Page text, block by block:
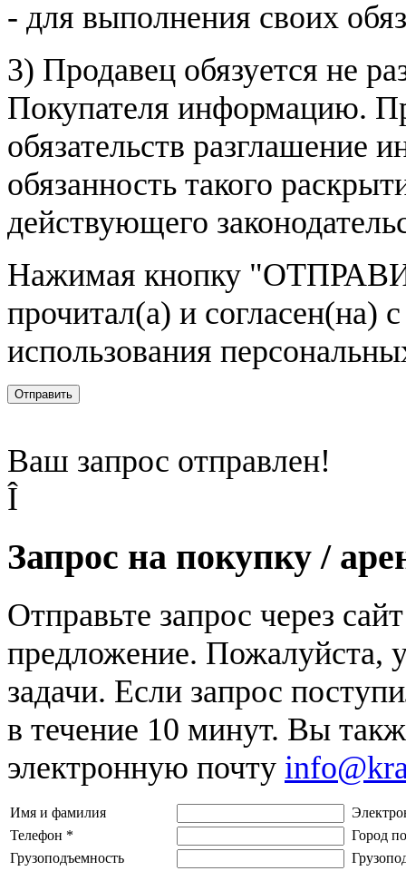
- для выполнения своих
3) Продавец обязуется не
Покупателя информацию.
обязательств разглашение
обязанность такого
действующего
Нажимая кнопку
прочитал(а) и согласен(на)
использования
Отправить
Ваш запрос отправлен!
Î
Запрос на покупку /
Отправьте запрос через
предложение. Пожалуйста,
задачи. Если запрос
в течение 10 минут. Вы
электронную почту
Имя и фамилия
Телефон *
Город
Грузоподъемность